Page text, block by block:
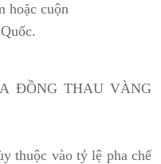
hoặc cuộn
ĐỒNG THAU VÀNG
thuộc vào tỷ lệ pha chế